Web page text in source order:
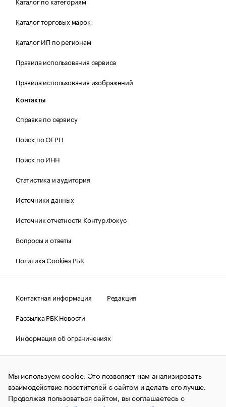
Каталог торговых марок
Каталог ИП по регионам
Правила использования сервиса
Правила использования изображений
Контакты
Справка по сервису
Поиск по ОГРН
Поиск по ИНН
Статистика и аудитория
Источники данных
Источник отчетности Контур.Фокус
Вопросы и ответы
Политика Cookies РБК
Контактная информация
Редакция
Рассылка РБК Новости
Информация об ограничениях
Правовая информация
О соблюдении авторских прав
© АО «РОСБИЗНЕСКОНСАЛТИНГ»,1995–2026.Сообщения
и материалы информационного агентства «РБК»
(зарегистрировано Федеральной службой по надзору в сфере
связи, информационных технологий и массовых
Мы используем cookie. Это позволяет нам анализировать
взаимодействие посетителей с сайтом и делать его лучше.
Продолжая пользоваться сайтом, вы соглашаетесь с